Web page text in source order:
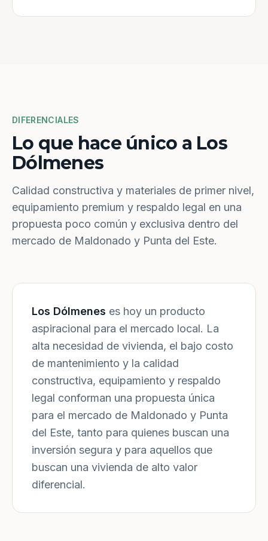
DIFERENCIALES
Lo que hace único a Los
Dólmenes
Calidad constructiva y materiales de primer nivel,
equipamiento premium y respaldo legal en una
propuesta poco común y exclusiva dentro del
mercado de Maldonado y Punta del Este.
Los Dólmenes es hoy un producto
aspiracional para el mercado local. La
alta necesidad de vivienda, el bajo costo
de mantenimiento y la calidad
constructiva, equipamiento y respaldo
legal conforman una propuesta única
para el mercado de Maldonado y Punta
del Este, tanto para quienes buscan una
inversión segura y para aquellos que
buscan una vivienda de alto valor
diferencial.